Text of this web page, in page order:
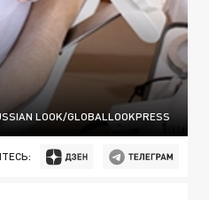
LOOK/GLOBALLOOKPRESS